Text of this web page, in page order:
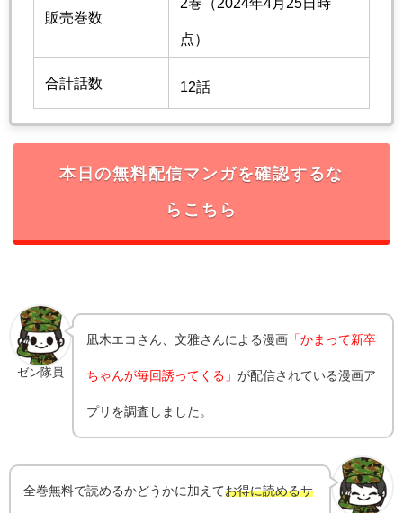
販売巻数
点）
合計話数 12話
本日の無料配信マンガを確認するな
らこちら
ゼン隊員
凪木エコ さん、文雅さんによる漫画 「かまって新卒
ちゃんが毎回誘ってくる」が配信されている漫画ア
プリを調査しました。
全巻無料で読めるかどうかに加えてお得に読めるサ